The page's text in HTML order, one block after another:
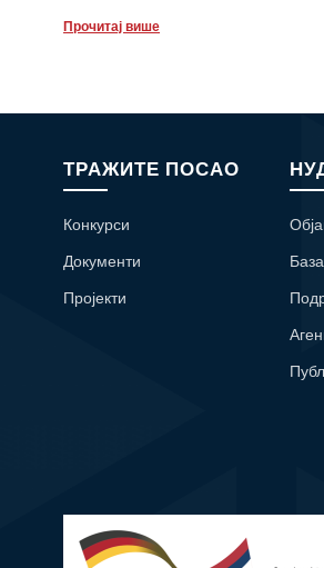
Прочитај више
ТРАЖИТЕ ПОСАО
Конкурси
Документи
Пројекти